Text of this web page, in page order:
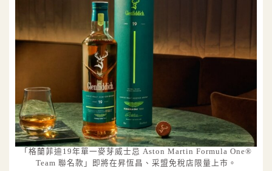
「格蘭菲迪19年單一麥芽威士忌 Aston Martin Formula One®
Team 聯名款」即將在昇恆昌、采盟免稅店限量上市。